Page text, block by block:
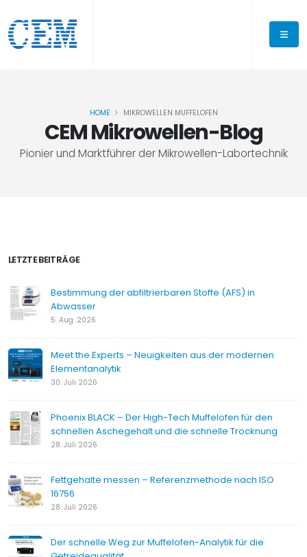
CEM Mikrowellen-Blog
Pionier und Marktführer der Mikrowellen-Labortechnik
HOME MIKROWELLEN MUFFELOFEN
LETZTE BEITRÄGE
Bestimmung der abfiltrierbaren Stoffe (AFS) in
Abwasser
5. Aug. 2026
Meet the Experts – Neuigkeiten aus der modernen
Elementanalytik
30. Juli 2026
Phoenix BLACK – Der High-Tech Muffelofen für den
schnellen Aschegehalt und die schnelle Trocknung
28. Juli 2026
Fettgehalte messen – Referenzmethode nach ISO
16756
28. Juli 2026
Der schnelle Weg zur Muffelofen-Analytik für die